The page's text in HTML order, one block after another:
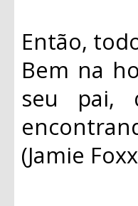
Então,
Bem na
seu pai,
(Jamie